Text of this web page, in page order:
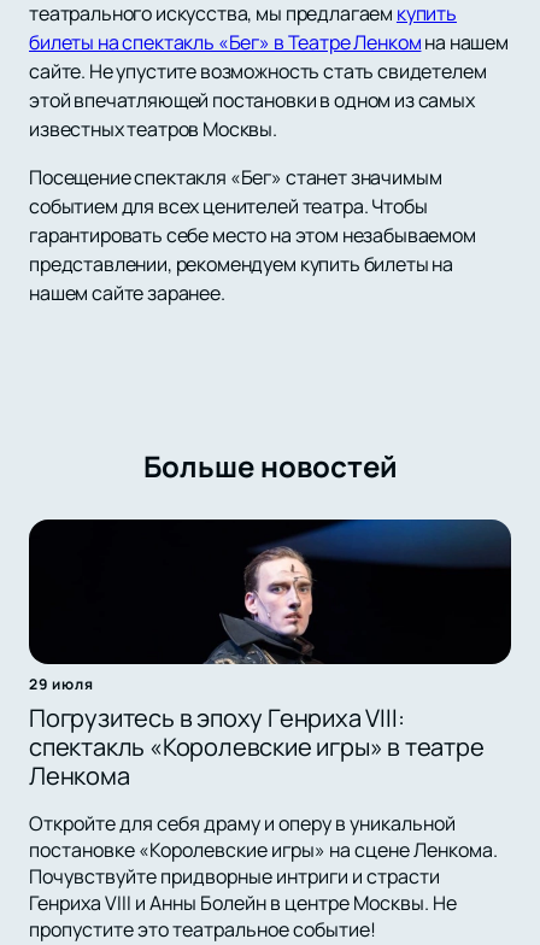
театрального искусства, мы предлагаем купить
билеты на спектакль «Бег» в Театре Ленкомна нашем
сайте. Не упустите возможность стать свидетелем
этой впечатляющей постановки в одном из самых
известных театров Москвы.
Посещение спектакля «Бег» станет значимым
событием для всех ценителей театра. Чтобы
гарантировать себе место на этом незабываемом
представлении, рекомендуем купить билеты на
нашем сайте заранее.
Больше новостей
29 июля
Погрузитесь в эпоху Генриха VIII:
спектакль «Королевские игры» в театре
Ленкома
Откройте для себя драму и оперу в уникальной
постановке «Королевские игры» на сцене Ленкома.
Почувствуйте придворные интриги и страсти
Генриха VIII и Анны Болейн в центре Москвы. Не
пропустите это театральное событие!